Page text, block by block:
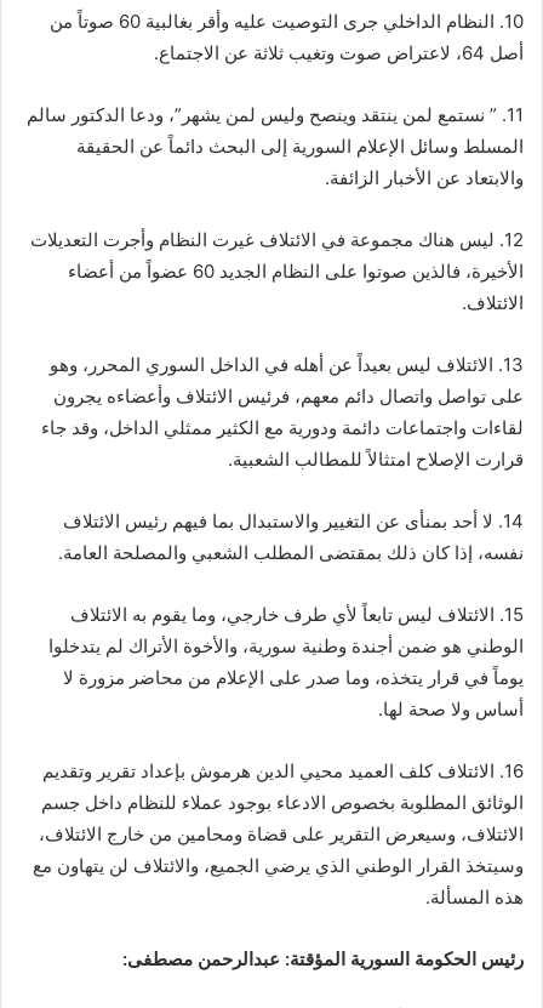
10. النظام الداخلي جرى التوصيت عليه وأقر بغالبية 60 صوتاً من
أصل 64، لاعتراض صوت وتغيب ثلاثة عن الاجتماع.
11. ” نستمع لمن ينتقد وينصح وليس لمن يشهر”، ودعا الدكتور سالم
المسلط وسائل الإعلام السورية إلى البحث دائماً عن الحقيقة
والابتعاد عن الأخبار الزائفة.
12. ليس هناك مجموعة في الائتلاف غيرت النظام وأجرت التعديلات
الأخيرة، فالذين صوتوا على النظام الجديد 60 عضواً من أعضاء
الائتلاف.
13. الائتلاف ليس بعيداً عن أهله في الداخل السوري المحرر، وهو
على تواصل واتصال دائم معهم، فرئيس الائتلاف وأعضاءه يجرون
لقاءات واجتماعات دائمة ودورية مع الكثير ممثلي الداخل، وقد جاء
قرارت الإصلاح امتثالاً للمطالب الشعبية.
14. لا أحد بمنأى عن التغيير والاستبدال بما فيهم رئيس الائتلاف
نفسه، إذا كان ذلك بمقتضى المطلب الشعبي والمصلحة العامة.
15. الائتلاف ليس تابعاً لأي طرف خارجي، وما يقوم به الائتلاف
الوطني هو ضمن أجندة وطنية سورية، والأخوة الأتراك لم يتدخلوا
يوماً في قرار يتخذه، وما صدر على الإعلام من محاضر مزورة لا
أساس ولا صحة لها.
16. الائتلاف كلف العميد محيي الدين هرموش بإعداد تقرير وتقديم
الوثائق المطلوبة بخصوص الادعاء بوجود عملاء للنظام داخل جسم
الائتلاف، وسيعرض التقرير على قضاة ومحامين من خارج الائتلاف،
وسيتخذ القرار الوطني الذي يرضي الجميع، والائتلاف لن يتهاون مع
هذه المسألة.
رئيس الحكومة السورية المؤقتة: عبدالرحمن مصطفى: